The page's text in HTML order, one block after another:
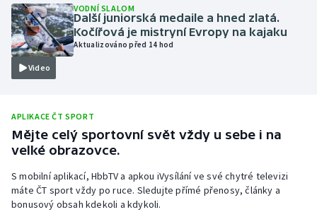
Olympijské hry
Parasport
Plážový volejbal
Rychlobruslení
Video
VODNÍ SLALOM
Další juniorská medaile a hned zlatá.
Kočířová je mistryní Evropy na kajaku
Aktualizováno před 14 hod
APLIKACE ČT SPORT
Mějte celý sportovní svět vždy u sebe i na
velké obrazovce.
S mobilní aplikací, HbbTV a apkou iVysílání ve své chytré televizi
máte ČT sport vždy po ruce. Sledujte přímé přenosy, články a
bonusový obsah kdekoli a kdykoli.